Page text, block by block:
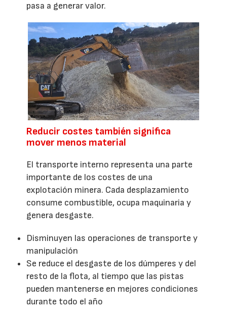
pasa a generar valor.
Reducir costes también significa
mover menos material
El transporte interno representa una parte
importante de los costes de una
explotación minera. Cada desplazamiento
consume combustible, ocupa maquinaria y
genera desgaste.
Disminuyen las operaciones de transporte y
manipulación
Se reduce el desgaste de los dúmperes y del
resto de la flota, al tiempo que las pistas
pueden mantenerse en mejores condiciones
durante todo el año